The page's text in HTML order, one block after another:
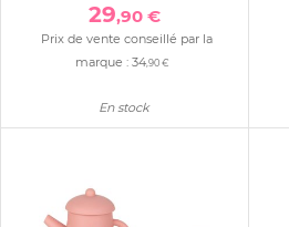
29,90 €
Prix de vente conseillé par la
marque : 34,90 €
En stock